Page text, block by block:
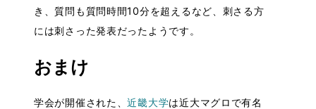
き、質問も質問時間10分を超えるなど、刺さる方
には刺さった発表だったようです。
おまけ
学会が開催された、近畿大学は近大マグロで有名